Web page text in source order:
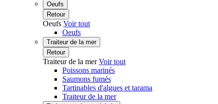
Oeufs
Retour
Oeufs Voir tout
Oeufs
Traiteur de la mer
Retour
Traiteur de la merVoir tout
Poissons marinés
Saumons fumés
Tartinables d'algues et tarama
Traiteur de la mer